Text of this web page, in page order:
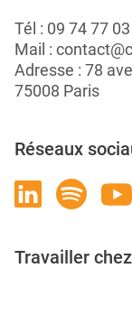
Tél : 09 74 77
Mail :
Adresse : 78
75008 Paris
Réseaux
Travailler